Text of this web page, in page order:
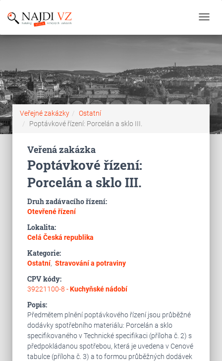
Veřejné zakázky
Ostatní
Poptávkové řízení: Porcelán a sklo III.
Veřená zakázka
Poptávkové řízení:
Porcelán a sklo III.
Druh zadávacího řízení:
Otevřené řízení
Lokalita:
Celá Česká republika
Kategorie:
Ostatní, Stravování a potraviny
CPV kódy:
39221100-8 -Kuchyňské nádobí
Popis:
Předmětem plnění poptávkového řízení jsou průběžné
dodávky spotřebního materiálu: Porcelán a sklo
specifikovaného v Technické specifikaci (příloha č. 2) s
předpokládanou spotřebou, která je uvedena v Cenové
tabulce (příloha č. 3) a to formou průběžných dodávek